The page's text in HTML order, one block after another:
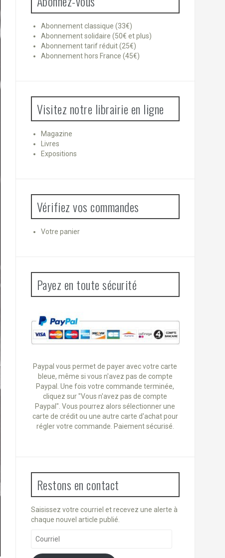
Abonnement classique (33€)
Abonnement solidaire (50€ et plus)
Abonnement tarif réduit (25€)
Abonnement hors France (45€)
Visitez notre librairie en ligne
Magazine
Livres
Expositions
Vérifiez vos commandes
Votre panier
Payez en toute sécurité
Paypal vous permet de payer avec votre carte
bleue, même si vous n'avez pas de compte
Paypal. Une fois votre commande terminée,
cliquez sur "Vous n'avez pas de compte
Paypal". Vous pourrez alors sélectionner une
carte de crédit ou une autre carte d'achat pour
régler votre commande. Paiement sécurisé.
Restons en contact
Saisissez votre courriel et recevez une alerte à
chaque nouvel article publié.
Courriel